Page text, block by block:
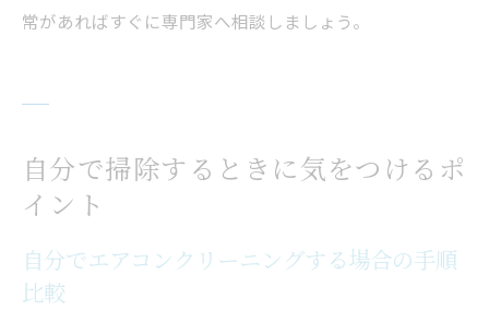
常があればすぐに専門家へ相談しましょう。
自分で掃除するときに気をつけるポ
イント
自分でエアコンクリーニングする場合の手順
比較